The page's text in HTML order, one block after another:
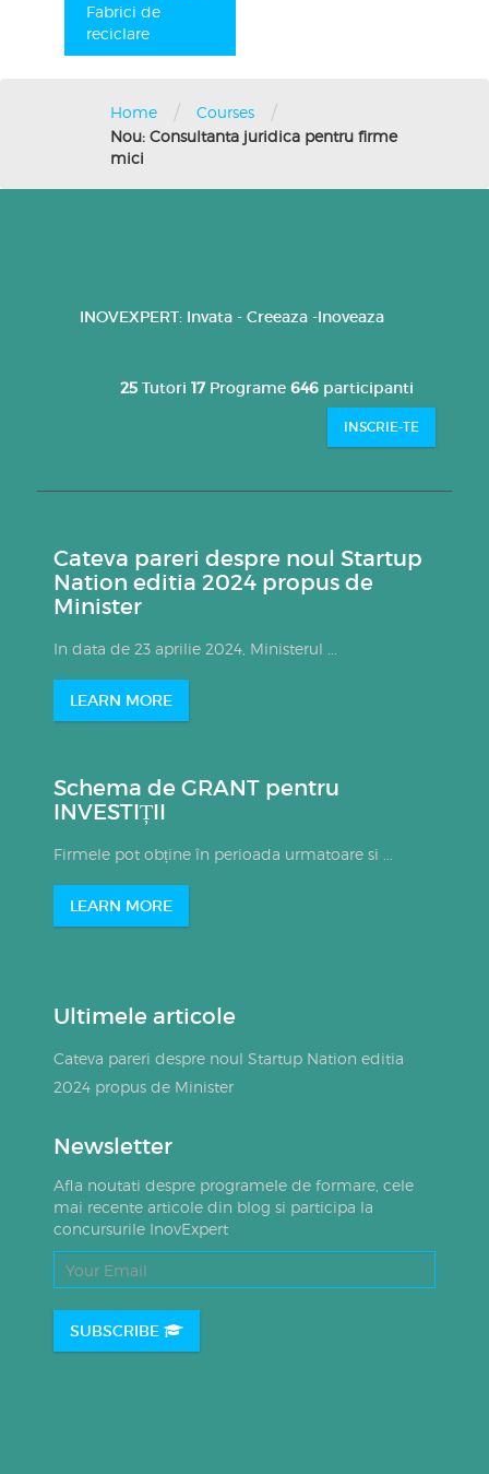
Fabrici de
reciclare
Home / Courses /
Nou: Consultanta juridica pentru firme
mici
INOVEXPERT: Invata - Creeaza -Inoveaza
25 Tutori17 Programe646 participanti
INSCRIE-TE
Cateva pareri despre noul Startup
Nation editia 2024 propus de
Minister
In data de 23 aprilie 2024, Ministerul ...
LEARN MORE
Schema de GRANT pentru
INVESTIȚII
Firmele pot obține în perioada urmatoare si ...
LEARN MORE
Ultimele articole
Cateva pareri despre noul Startup Nation editia
2024 propus de Minister
Newsletter
Afla noutati despre programele de formare, cele
mai recente articole din blog si participa la
concursurile InovExpert
SUBSCRIBE